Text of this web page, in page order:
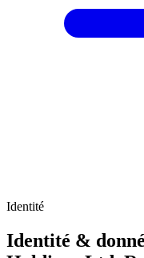
Identité
Identité &